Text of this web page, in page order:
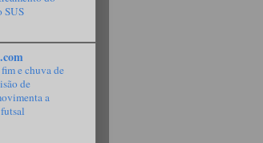
SUS
e chuva de
de
a